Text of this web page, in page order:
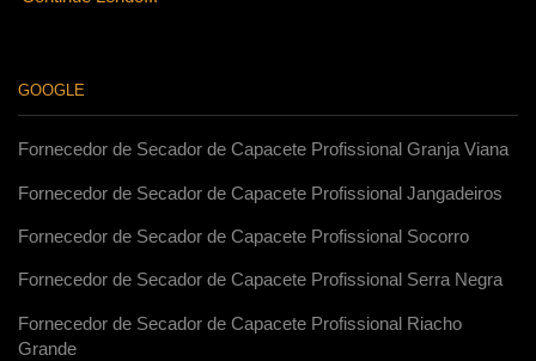
GOOGLE
Fornecedor de Secador de Capacete Profissional Granja Viana
Fornecedor de Secador de Capacete Profissional Jangadeiros
Fornecedor de Secador de Capacete Profissional Socorro
Fornecedor de Secador de Capacete Profissional Serra Negra
Fornecedor de Secador de Capacete Profissional Riacho
Grande